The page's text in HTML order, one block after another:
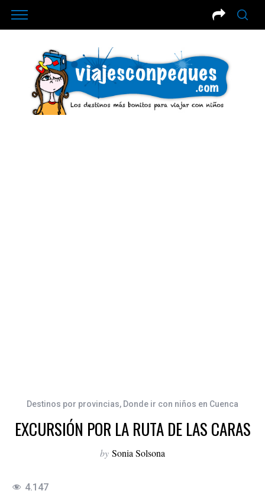
Destinos por provincias, Donde ir con niños en Cuenca
EXCURSIÓN POR LA RUTA DE LAS CARAS
by Sonia Solsona
4.147